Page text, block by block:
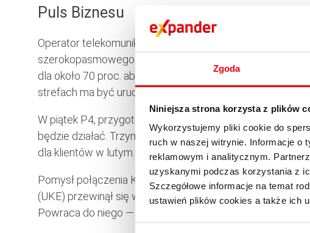
Zgoda
Niniejsza strona korzysta z plików
Wykorzystujemy pliki cookie do
ruch w naszej witrynie. Informacje o
reklamowym i analitycznym.
uzyskanymi podczas korzystania z
Szczegółowe informacje na temat
ustawień plików cookies a także ich
Puls Biznesu
Operator telekomunikacyjny GTS Energis rozpoczyna dziś
szerokopasmowego dostępu do internetu dla klientów
dla około 70 proc. abonentów Telekomunikacji Polskiej
strefach ma być uruchamiana etapami do końca
W piątek P4, przygotowujący się do startu czwarty
będzie działać. Trzymana jest ona w ścisłej tajemnicy.
dla klientów w lutym.
Pomysł połączenia Krajowej Rady Radiofonii i Telewizji
(UKE) przewinął się w ubiegłym roku przez media jak
Powraca do niego — za pośrednictwem „PB” — Anna